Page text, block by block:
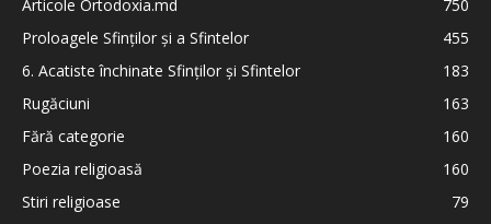
Articole Ortodoxia.md
750
Proloagele Sfinților și a Sfintelor
455
6. Acatiste închinate Sfinților și Sfintelor
183
Rugăciuni
163
Fără categorie
160
Poezia religioasă
160
Stiri religioase
79